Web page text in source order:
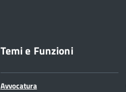
Temi e Funzioni
Avvocatura